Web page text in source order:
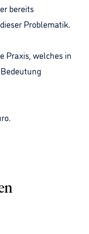
bereits
Problematik.
Praxis, welches in